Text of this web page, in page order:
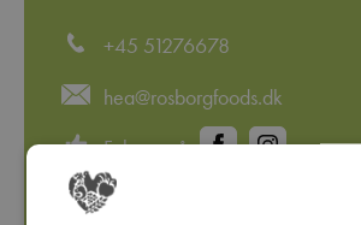
+45 51276678
hea@rosborgfoods.dk
Følg os på
http://www.oekologihaven.dk